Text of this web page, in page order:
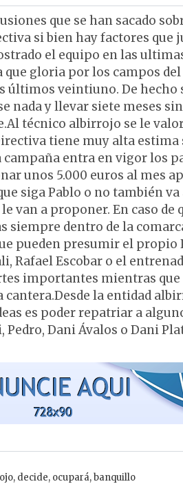
que se han sacado
si bien hay factores
el equipo en las
que gloria por los campos
últimos veintiuno. De
nada y llevar siete meses
técnico albirrojo se le
tiene muy alta
entra en vigor los
unos 5.000 euros al mes
siga Pablo o no también
van a proponer. En caso
siempre dentro de la
pueden presumir el propio
Rafael Escobar o el
importantes mientras que
cantera.Desde la entidad
es poder repatriar a
Pedro, Dani Ávalos o Dani
, decide, ocupará,banquillo